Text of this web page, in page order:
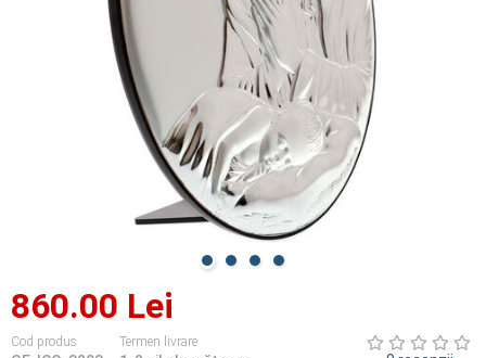
860.00 Lei
Cod produs Termen livrare